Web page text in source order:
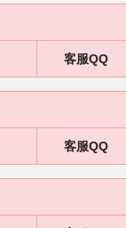
客服QQ
客服QQ